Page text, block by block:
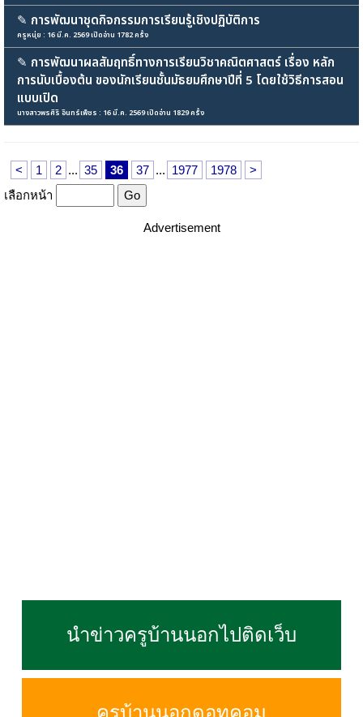
✎ การพัฒนาชุดกิจกรรมการเรียนรู้เชิงปฏิบัติการ
ครูหนุ่ย : 16 มี.ค. 2569 เปิดอ่าน 1782 ครั้ง
✎ การพัฒนาผลสัมฤทธิ์ทางการเรียนวิชาคณิตศาสตร์ เรื่อง หลัก
การนับเบื้องต้น ของนักเรียนชั้นมัธยมศึกษาปีที่ 5 โดยใช้วิธีการสอน
แบบเปิด
นางสาวพรศิริ อินทร์เพ็ชร : 16 มี.ค. 2569 เปิดอ่าน 1829 ครั้ง
< 1 2 ... 35 36 37 ... 1977 1978
>
เลือกหน้า
Advertisement
นำข่าวครูบ้านนอกไปติดเว็บ